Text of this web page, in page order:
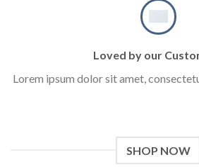
Loved by our
Lorem ipsum dolor sit amet,
SHOP NOW